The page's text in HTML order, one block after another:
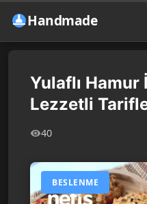
Handmade
Yulaflı
Lezzetli
40
BESLENME